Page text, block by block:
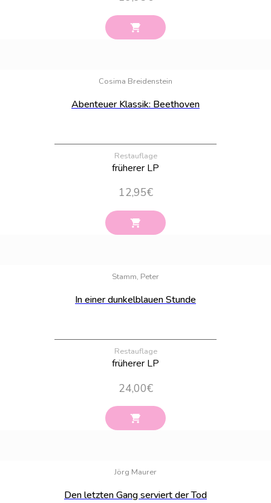
Cosima Breidenstein
Abenteuer Klassik: Beethoven
Restauflage
früherer LP
12,95€
Stamm, Peter
In einer dunkelblauen Stunde
Restauflage
früherer LP
24,00€
Jörg Maurer
Den letzten Gang serviert der Tod